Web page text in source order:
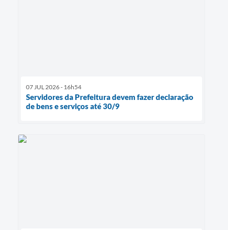
07 JUL 2026 - 16h54
Servidores da Prefeitura devem fazer declaração
de bens e serviços até 30/9